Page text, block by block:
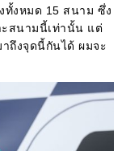
ทั้งหมด 15 สนาม ซึ่ง
สนามนี้เท่านั้น แต่
ถึงจุดนี้กันได้ ผมจะ